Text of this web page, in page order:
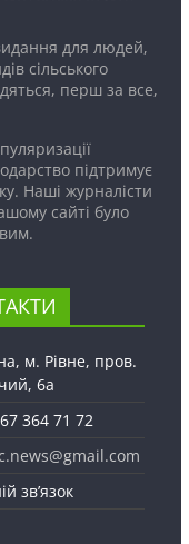
для людей,
сільського
перш за все,
підтримує
Наші журналісти
сайті було
м. Рівне, пров.
6а
364 71 72
зв’язок